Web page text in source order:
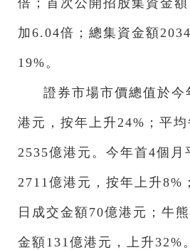
倍；首次公開招股集資金
加6.04倍；總集資金額
19%。
證券市場市價總值於今
港元，按年上升24%；平
2535億港元。今年首4個月
2711億港元，按年上升8%
日成交金額70億港元；牛
金額131億港元，上升32%